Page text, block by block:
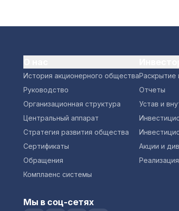
История акционерного общества
Руководство
Организационная структура
Центральный аппарат
Стратегия развития общества
Сертификаты
Обращения
Комплаенс системы
Раскрытие
Отчеты
Устав и
Акции и
Мы в соц-сетях